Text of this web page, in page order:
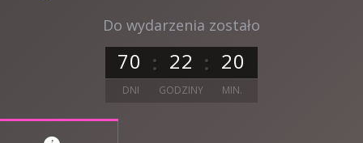
Do wydarzenia zostało
70 22 20
DNI GODZINY MIN.